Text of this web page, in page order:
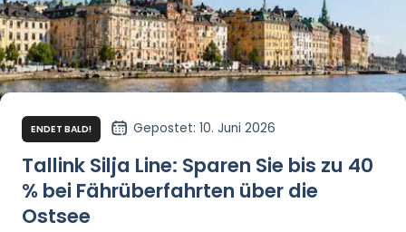
ENDET BALD! Gepostet: 10. Juni 2026
Tallink Silja Line: Sparen Sie bis zu 40
% bei Fährüberfahrten über die
Ostsee